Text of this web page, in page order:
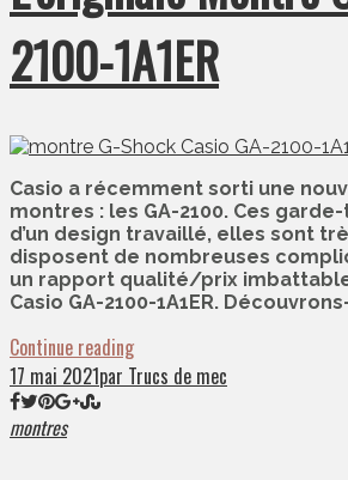
2100-1A1ER
Casio a récemment sorti une
montres : les GA-2100. Ces
d’un design travaillé, elles sont
disposent de nombreuses
un rapport qualité/prix
Casio GA-2100-1A1ER.
Continue reading
17 mai 2021par Trucs de mec
montres